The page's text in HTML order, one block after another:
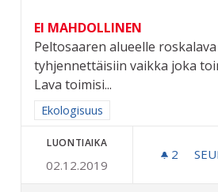
EI MAHDOLLINEN
Peltosaaren alueelle
tyhjennettäisiin vaikka joka
Lava toimisi...
Rajaa tulokset aihepiirin mukaan:
Ekologisuus
LUONTIAIKA
02.12.2019
2 2